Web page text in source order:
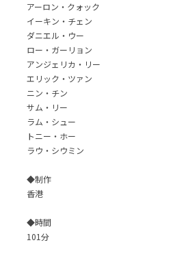
アーロン・クォック
イーキン・チェン
ダニエル・ウー
ロー・ガーリョン
アンジェリカ・リー
エリック・ツァン
ニン・チン
サム・リー
ラム・シュー
トニー・ホー
ラウ・シウミン
◆制作
香港
◆時間
101分